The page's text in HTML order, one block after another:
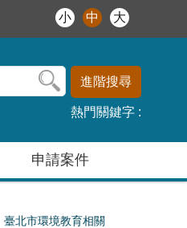
小 中 大
進階搜尋
熱門關鍵字
申請案件
臺北市環境教育相關